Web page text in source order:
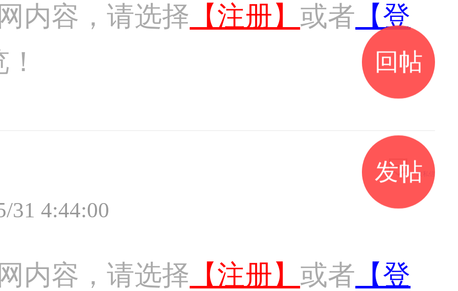
内容，请选择 【注册】 或者 【登
31 4:44:00
发私信
内容，请选择 【注册】 或者 【登
回帖
发帖